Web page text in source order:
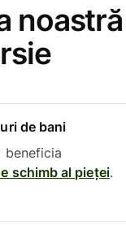
noastră
de bani
beneficia
schimb al pieței.